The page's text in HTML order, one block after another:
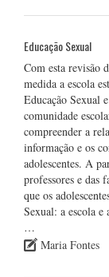
Educação Sexual
Com esta revisão
medida a escola
Educação Sexual
comunidade
compreender a
informação e os
adolescentes. A
professores e das
que os
Sexual: a escola
…
Maria Fontes